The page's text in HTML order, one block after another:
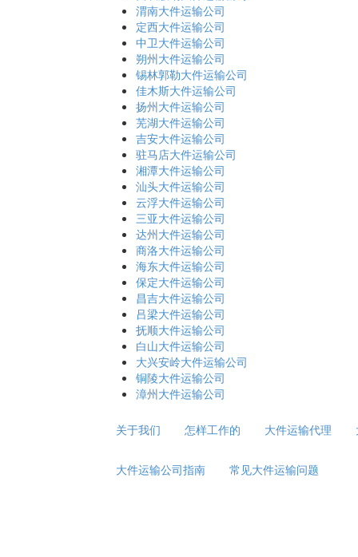
渭南大件运输公司
定西大件运输公司
中卫大件运输公司
朔州大件运输公司
锡林郭勒大件运输公司
佳木斯大件运输公司
扬州大件运输公司
芜湖大件运输公司
吉安大件运输公司
驻马店大件运输公司
湘潭大件运输公司
汕头大件运输公司
云浮大件运输公司
三亚大件运输公司
达州大件运输公司
商洛大件运输公司
海东大件运输公司
保定大件运输公司
昌吉大件运输公司
吕梁大件运输公司
抚顺大件运输公司
白山大件运输公司
大兴安岭大件运输公司
铜陵大件运输公司
漳州大件运输公司
关于我们 怎样工作的 大件运输代理
大件运输公司指南 常见大件运输问题